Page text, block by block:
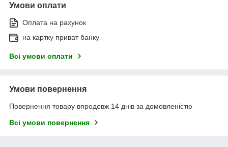
Умови оплати
Оплата на рахунок
на картку приват банку
Всі умови оплати
Умови повернення
Повернення товару впродовж 14 днів за домовленістю
Всі умови повернення